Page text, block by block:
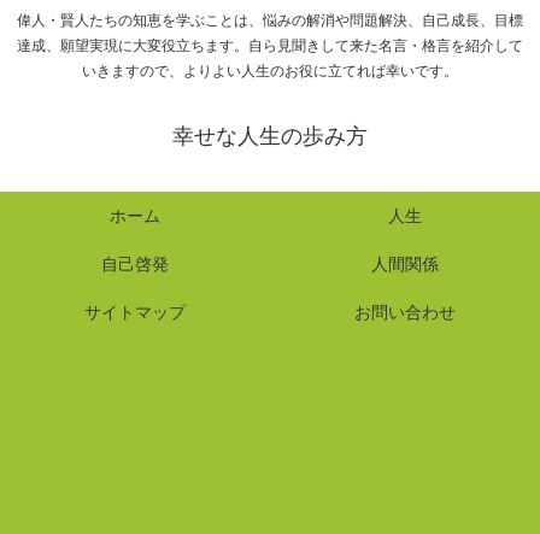
偉人・賢人たちの知恵を学ぶことは、悩みの解消や問題解決、自己成長、目標
達成、願望実現に大変役立ちます。自ら見聞きして来た名言・格言を紹介して
いきますので、よりよい人生のお役に立てれば幸いです。
幸せな人生の歩み方
ホーム 人生
自己啓発 人間関係
サイトマップ お問い合わせ